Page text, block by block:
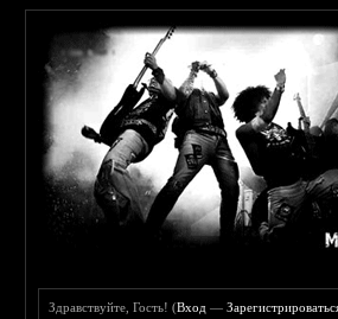
Здравствуйте, Гость! (Вход —